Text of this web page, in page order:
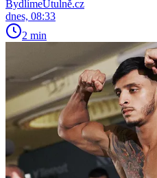
BydlímeÚtulně.cz
dnes, 08:33
2 min